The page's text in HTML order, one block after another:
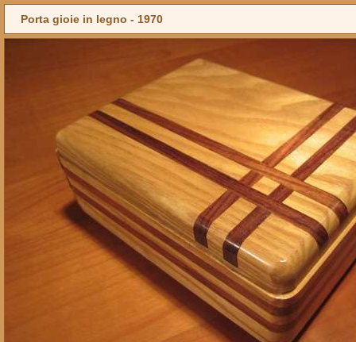
Porta gioie in legno - 1970